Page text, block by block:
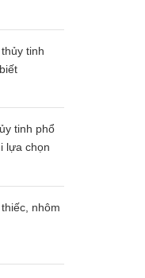
tinh
tinh phổ
lựa chọn
nhôm